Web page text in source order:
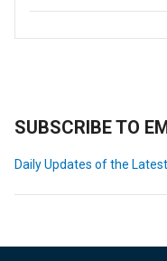
SUBSCRIBE TO
Daily Updates of the